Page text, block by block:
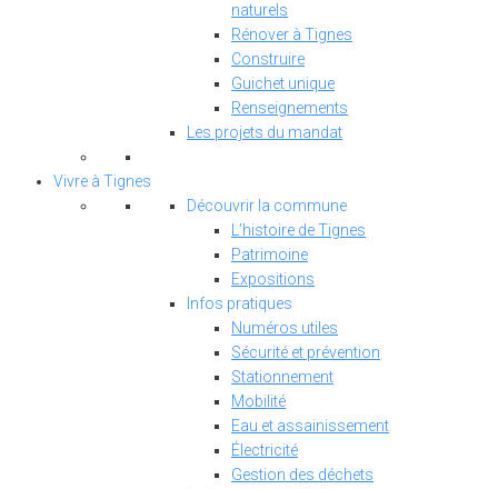
naturels
Rénover à Tignes
Construire
Guichet unique
Renseignements
Les projets du mandat
Vivre à Tignes
Découvrir la commune
L’histoire de Tignes
Patrimoine
Expositions
Infos pratiques
Numéros utiles
Sécurité et prévention
Stationnement
Mobilité
Eau et assainissement
Électricité
Gestion des déchets